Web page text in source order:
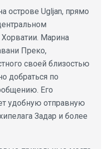
острове Ugljan, прямо
Марина
Преко,
своей близостью
добраться по
Его
удобную отправную
Задар и более